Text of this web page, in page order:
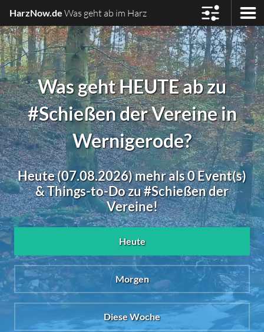
HarzNow.de Was geht ab im Harz
Was geht HEUTE ab zu
#Schießen der Vereine in
Wernigerode?
Heute (07.08.2026) mehr als 0 Event(s)
& Things-to-Do zu #Schießen der
Vereine!
Heute
Morgen
Diese Woche